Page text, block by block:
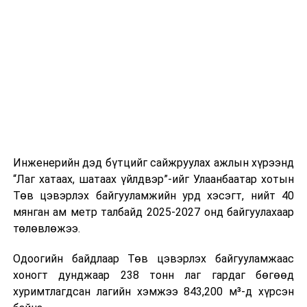
өдөр тутмын ажлын бэлэн байдлыг хангах зэрэг
практик ур чадварыг сургалтын хөтөлбөрт тусгажээ.
Сургалтыг танилцуулах лекц, асуулт-хариулт,
жишээнд суурилсан сургалт, багаар ажиллах дасгал,
танилцах, онцгой нөхцөлд ажиллах дадлага зэрэг
онол, практик хосолсон хэлбэрээр зохион байгуулж
байна.
Инженерийн дэд бүтцийг сайжруулах ажлын хүрээнд
“Лаг хатаах, шатаах үйлдвэр”-ийг Улаанбаатар хотын
Төв цэвэрлэх байгууламжийн урд хэсэгт, нийт 40
мянган ам метр талбайд 2025-2027 онд байгуулахаар
төлөвлөжээ.
Одоогийн байдлаар Төв цэвэрлэх байгууламжаас
хоногт дунджаар 238 тонн лаг гардаг бөгөөд
хуримтлагдсан лагийн хэмжээ 843,200 м³-д хүрсэн